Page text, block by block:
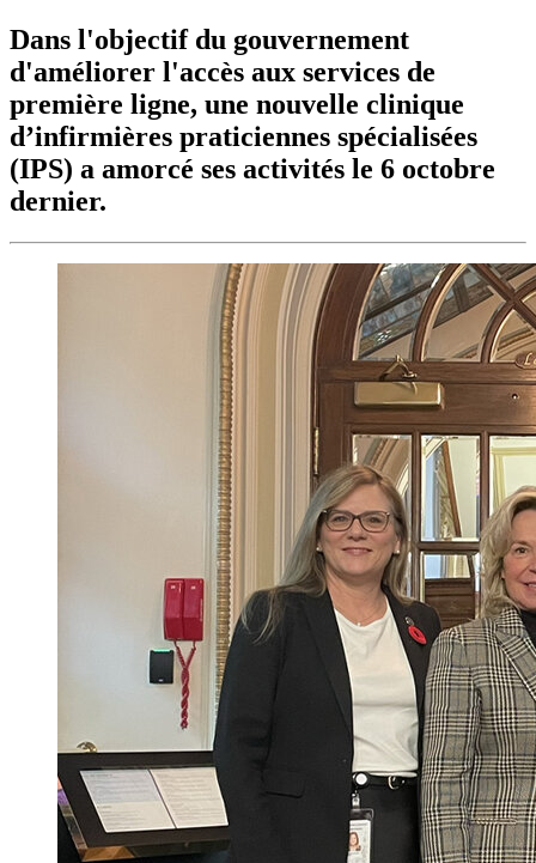
Dans l'objectif du gouvernement
d'améliorer l'accès aux services de
première ligne, une nouvelle clinique
d’infirmières praticiennes spécialisées
(IPS) a amorcé ses activités le 6 octobre
dernier.